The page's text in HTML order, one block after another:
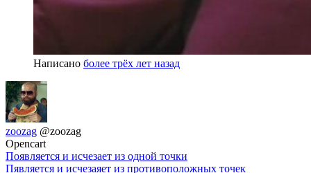
Написано более трёх лет назад
zoozag @zoozag
Opencart
Появляется и исчезает из одной точки
Пявляется и исчезаяет из противоположных точек